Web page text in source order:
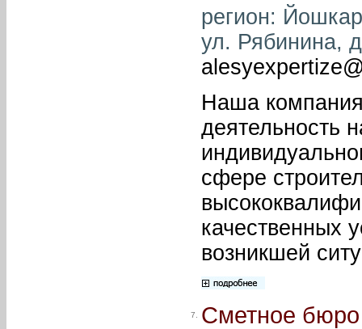
регион:
ул. Рябинина,
Наша
деятельность
сфере
качественных
возникшей
7. Сметное бюро